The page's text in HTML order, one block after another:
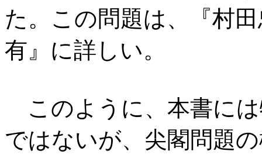
た。この問題は、『村
有』に詳しい。
このように、本書に
ではないが、尖閣問題